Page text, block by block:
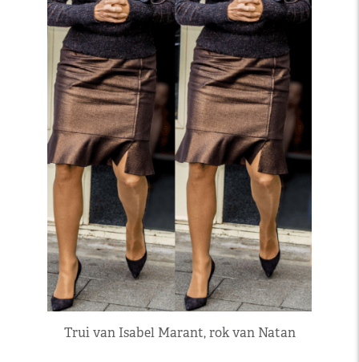
Trui van Isabel Marant, rok van Natan